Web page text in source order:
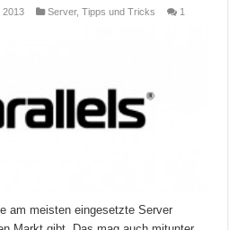
2013 Server,Tipps und Tricks 1
am meisten eingesetzte Server